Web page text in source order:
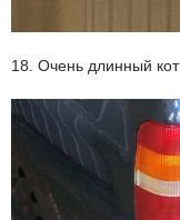
18. Очень длинный кот